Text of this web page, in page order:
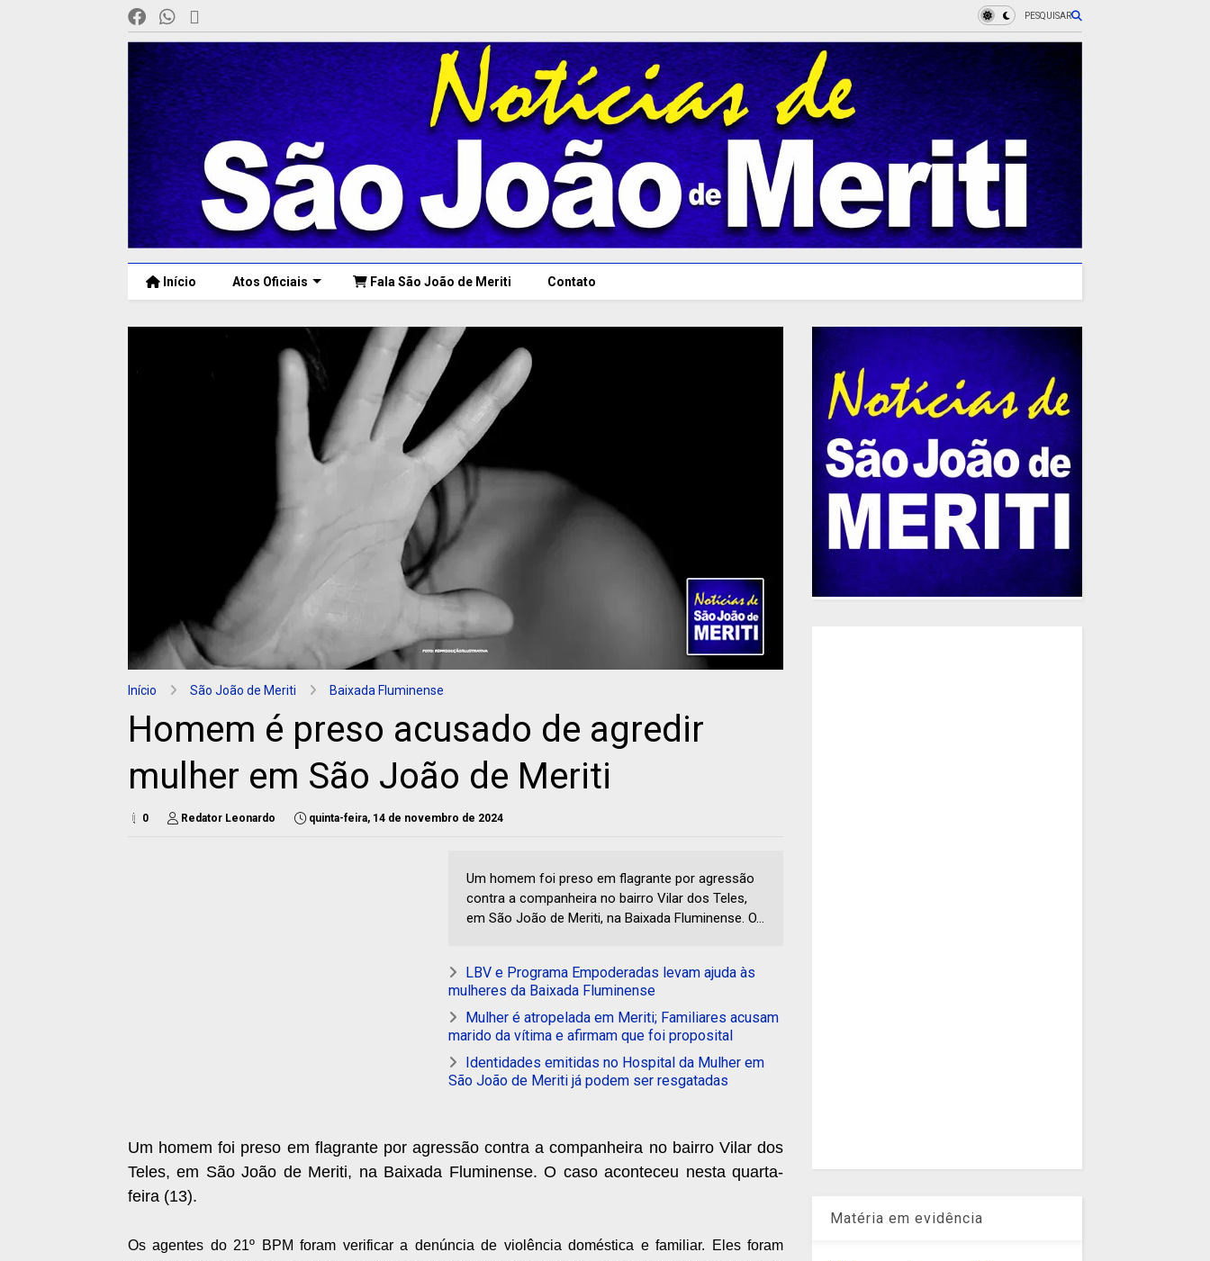
PESQUISAR
Início Atos Oficiais Fala São João de Meriti Contato
Início São João de Meriti Baixada Fluminense
Homem é preso acusado de agredir
mulher em São João de Meriti
0 Redator Leonardo quinta-feira, 14 de novembro de 2024
Um homem foi preso em flagrante por agressão
contra a companheira no bairro Vilar dos Teles,
em São João de Meriti, na Baixada Fluminense. O...
LBV e Programa Empoderadas levam ajuda às
mulheres da Baixada Fluminense
Mulher é atropelada em Meriti; Familiares acusam
marido da vítima e afirmam que foi proposital
Identidades emitidas no Hospital da Mulher em
São João de Meriti já podem ser resgatadas
Um homem foi preso em flagrante por agressão contra a companheira no bairro Vilar dos
Teles, em São João de Meriti, na Baixada Fluminense. O caso aconteceu nesta quarta-
feira (13).
Os agentes do 21º BPM foram verificar a denúncia de violência doméstica e familiar. Eles foram
Matéria em evidência